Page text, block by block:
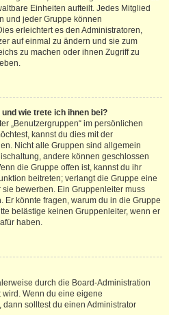
Einheiten aufteilt. Jedes Mitglied
und jeder Gruppe können
erleichtert es den Administratoren,
auf einmal zu ändern und sie zum
zu machen oder ihnen Zugriff zu
wie trete ich ihnen bei?
„Benutzergruppen“ im persönlichen
kannst du dies mit der
Nicht alle Gruppen sind allgemein
andere können geschlossen
die Gruppe offen ist, kannst du ihr
beitreten; verlangt die Gruppe eine
bewerben. Ein Gruppenleiter muss
Er könnte fragen, warum du in die Gruppe
belästige keinen Gruppenleiter, wenn er
haben.
durch die Board-Administration
Wenn du eine eigene
solltest du einen Administrator